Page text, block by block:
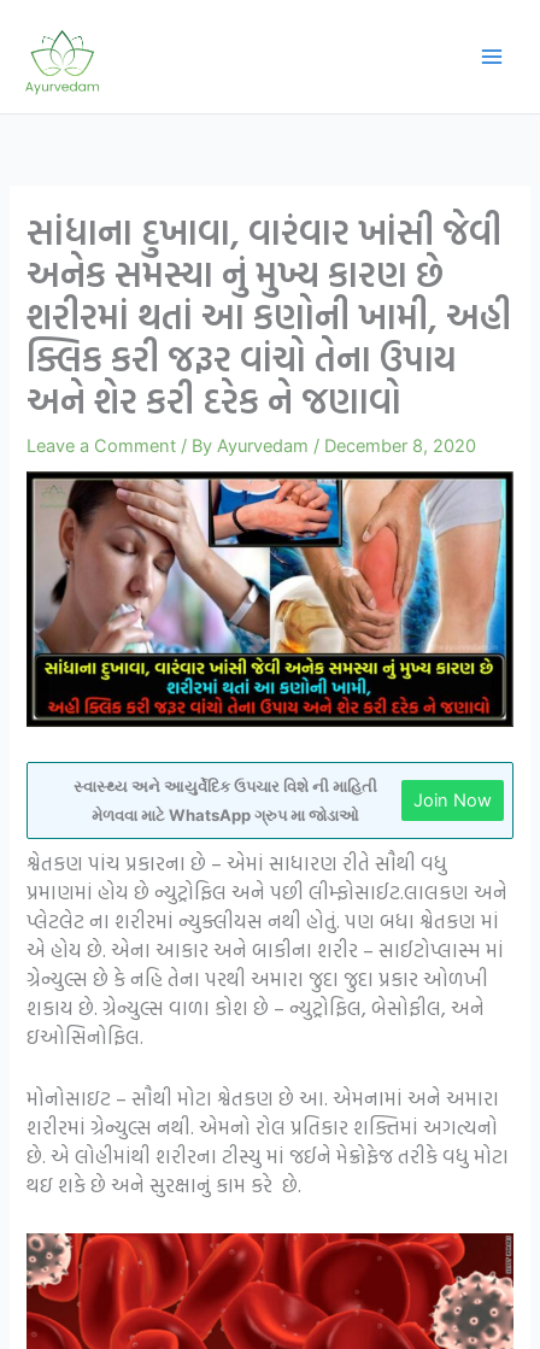
content
સાંધાના દુખાવા, વારંવાર ખાંસી જેવી
અનેક સમસ્યા નું મુખ્ય કારણ છે
શરીરમાં થતાં આ કણોની ખામી, અહી
ક્લિક કરી જરૂર વાંચો તેના ઉપાય
અને શેર કરી દરેક ને જણાવો
Leave a Comment / ByAyurvedam / December 8, 2020
સ્વાસ્થ્ય અને આયુર્વેદિક ઉપચાર વિશે ની માહિતી
મેળવવા માટે WhatsApp ગ્રુપ મા જોડાઓ
Join Now
શ્વેતકણ પાંચ પ્રકારના છે – એમાં સાધારણ રીતે સૌથી વધુ
પ્રમાણમાં હોય છે ન્યુટ્રોફિલ અને પછી લીમ્ફોસાઈટ.લાલકણ અને
પ્લેટલેટ ના શરીરમાં ન્યુક્લીયસ નથી હોતું. પણ બધા શ્વેતકણ માં
એ હોય છે. એના આકાર અને બાકીના શરીર – સાઈટોપ્લાસ્મ માં
ગ્રેન્યુલ્સ છે કે નહિ તેના પરથી અમારા જુદા જુદા પ્રકાર ઓળખી
શકાય છે. ગ્રેન્યુલ્સ વાળા કોશ છે – ન્યુટ્રોફિલ, બેસોફીલ, અને
ઇઓસિનોફિલ.
મોનોસાઇટ – સૌથી મોટા શ્વેતકણ છે આ. એમનામાં અને અમારા
શરીરમાં ગ્રેન્યુલ્સ નથી. એમનો રોલ પ્રતિકાર શક્તિમાં અગત્યનો
છે. એ લોહીમાંથી શરીરના ટીસ્યુ માં જઈને મેક્રોફેજ તરીકે વધુ મોટા
થઇ શકે છે અને સુરક્ષાનું કામ કરે છે.